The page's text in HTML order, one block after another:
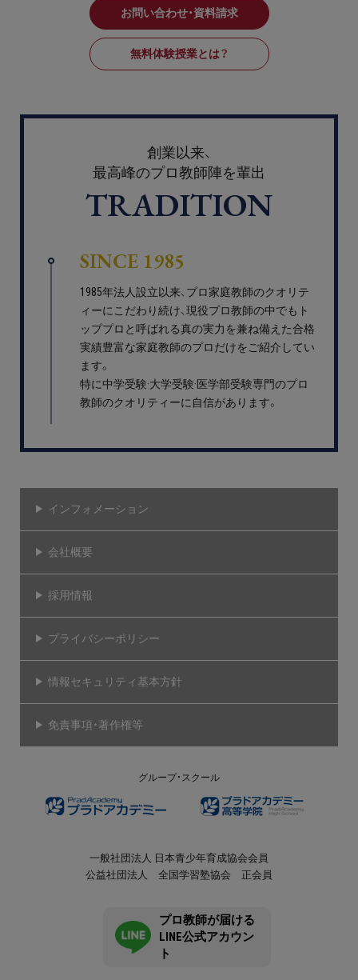
お問い合わせ・資料請求
無料体験授業とは？
創業以来、
最高峰のプロ教師陣を輩出
TRADITION
SINCE 1985
1985年法人設立以来、プロ家庭教師のクオリテ
ィーにこだわり続け、現役プロ教師の中でもト
ッププロと呼ばれる真の実力を兼ね備えた合格
実績豊富な家庭教師のプロだけをご紹介してい
ます。
特に中学受験·大学受験·医学部受験専門のプロ
教師のクオリティーに自信があります。
インフォメーション
会社概要
採用情報
プライバシーポリシー
情報セキュリティ基本方針
免責事項・著作権等
グループ・スクール
一般社団法人 日本青少年育成協会会員
公益社団法人 全国学習塾協会 正会員
プロ教師が届ける
LINE公式アカウン
ト